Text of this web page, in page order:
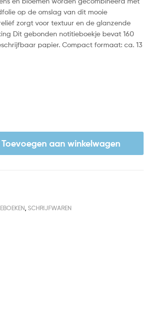
op de omslag van dit mooie
zorgt voor textuur en de glanzende
Dit gebonden notitieboekje bevat 160
papier. Compact formaat: ca. 13
Toevoegen aan winkelwagen
,SCHRIJFWAREN